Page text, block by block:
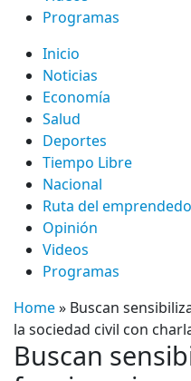
Programas
Inicio
Noticias
Economía
Salud
Deportes
Tiempo Libre
Nacional
Ruta del
Opinión
Videos
Programas
Home» Buscan
la sociedad civil con
Buscan